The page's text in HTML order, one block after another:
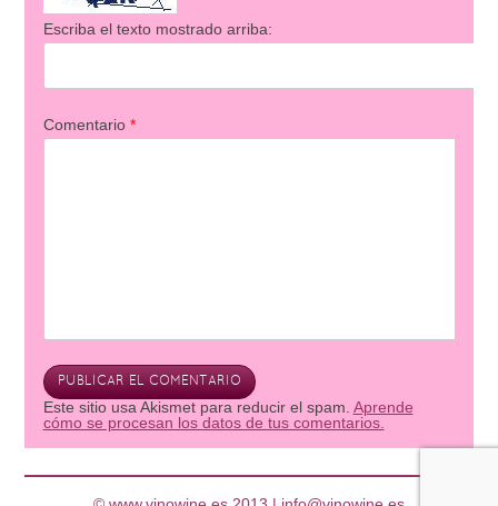
Escriba el texto mostrado arriba:
Comentario *
Este sitio usa Akismet para reducir el spam. Aprende
cómo se procesan los datos de tus comentarios.